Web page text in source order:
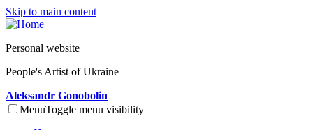
Skip to main content
Personal website
People's Artist of Ukraine
Aleksandr Gonobolin
MenuToggle menu visibility